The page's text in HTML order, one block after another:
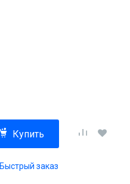
Купить
Быстрый заказ